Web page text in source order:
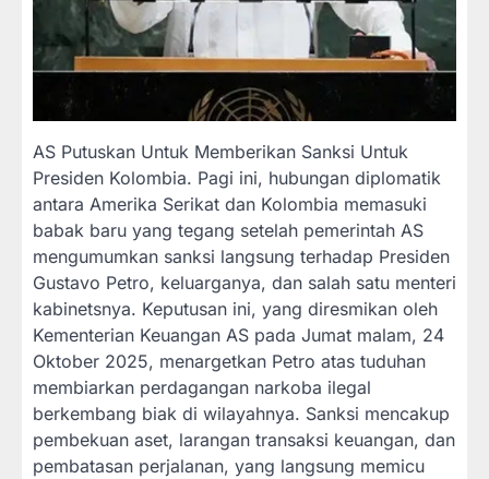
AS Putuskan Untuk Memberikan Sanksi Untuk
Presiden Kolombia. Pagi ini, hubungan diplomatik
antara Amerika Serikat dan Kolombia memasuki
babak baru yang tegang setelah pemerintah AS
mengumumkan sanksi langsung terhadap Presiden
Gustavo Petro, keluarganya, dan salah satu menteri
kabinetsnya. Keputusan ini, yang diresmikan oleh
Kementerian Keuangan AS pada Jumat malam, 24
Oktober 2025, menargetkan Petro atas tuduhan
membiarkan perdagangan narkoba ilegal
berkembang biak di wilayahnya. Sanksi mencakup
pembekuan aset, larangan transaksi keuangan, dan
pembatasan perjalanan, yang langsung memicu